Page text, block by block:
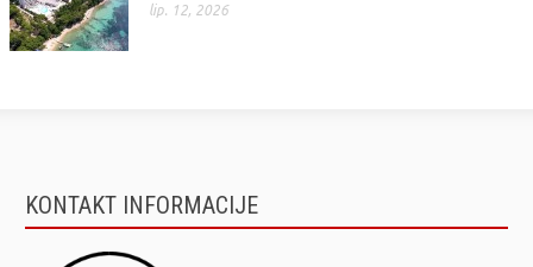
lip. 12, 2026
KONTAKT INFORMACIJE